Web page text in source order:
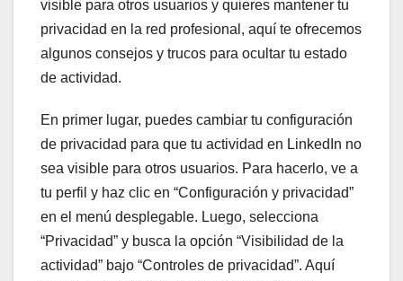
visible para otros usuarios y quieres mantener tu
privacidad en la red profesional, aquí te ofrecemos
algunos consejos y trucos para ocultar tu estado
de actividad.
En primer lugar, puedes cambiar tu configuración
de privacidad para que tu actividad en LinkedIn no
sea visible para otros usuarios. Para hacerlo, ve a
tu perfil y haz clic en “Configuración y privacidad”
en el menú desplegable. Luego, selecciona
“Privacidad” y busca la opción “Visibilidad de la
actividad” bajo “Controles de privacidad”. Aquí